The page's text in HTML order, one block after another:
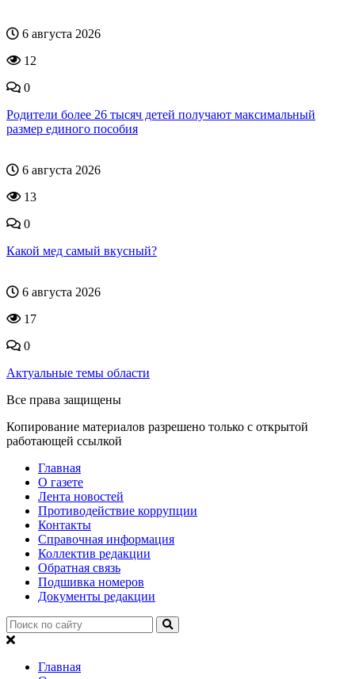
6 августа 2026
12
0
Родители более 26 тысяч детей получают максимальный
размер единого пособия
6 августа 2026
13
0
Какой мед самый вкусный?
6 августа 2026
17
0
Актуальные темы области
Все права защищены
Копирование материалов разрешено только с открытой
работающей ссылкой
Главная
О газете
Лента новостей
Противодействие коррупции
Контакты
Справочная информация
Коллектив редакции
Обратная связь
Подшивка номеров
Документы редакции
Главная